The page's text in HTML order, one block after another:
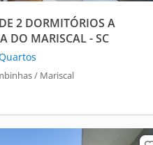
2 DORMITÓRIOS A
DO MARISCAL - SC
/ Mariscal